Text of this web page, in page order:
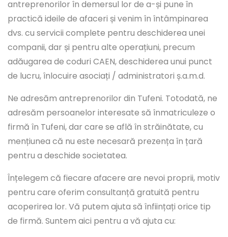
antreprenorilor în demersul lor de a-și pune în
practică ideile de afaceri și venim în întâmpinarea
dvs. cu servicii complete pentru deschiderea unei
companii, dar și pentru alte operațiuni, precum
adăugarea de coduri CAEN, deschiderea unui punct
de lucru, înlocuire asociați / administratori ș.a.m.d.
Ne adresăm antreprenorilor din Tufeni. Totodată, ne
adresăm persoanelor interesate să înmatriculeze o
firmă în Tufeni, dar care se află în străinătate, cu
mențiunea că nu este necesară prezența în țară
pentru a deschide societatea.
Înțelegem că fiecare afacere are nevoi proprii, motiv
pentru care oferim consultanță gratuită pentru
acoperirea lor. Vă putem ajuta să înființați orice tip
de firmă. Suntem aici pentru a vă ajuta cu: